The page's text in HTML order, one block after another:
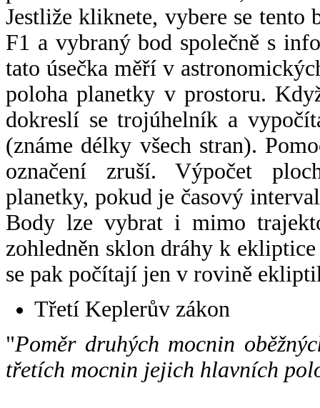
Jestliže kliknete, vybere se tento
F1 a vybraný bod společně s
tato úsečka měří v
poloha planetky v prostoru.
dokreslí se trojúhelník a
(známe délky všech stran).
označení zruší. Výpočet
planetky, pokud je časový
Body lze vybrat i mimo
zohledněn sklon dráhy k
se pak počítají jen v rovině
Třetí Keplerův zákon
"Poměr druhých mocnin
třetích mocnin jejich hlavních